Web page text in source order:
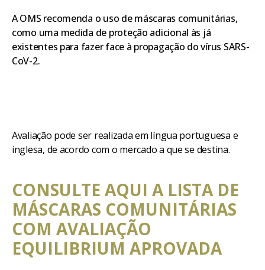
A OMS recomenda o uso de máscaras comunitárias,
como uma medida de proteção adicional às já
existentes para fazer face à propagação do vírus SARS-
CoV-2.
Avaliação pode ser realizada em língua portuguesa e
inglesa, de acordo com o mercado a que se destina.
CONSULTE AQUI A LISTA DE
MÁSCARAS COMUNITÁRIAS
COM AVALIAÇÃO
EQUILIBRIUM APROVADA